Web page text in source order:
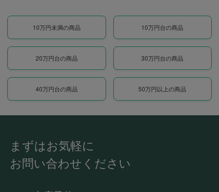
10万円未満の商品 10万円台の商品
20万円台の商品 30万円台の商品
40万円台の商品 50万円以上の商品
まずはお気軽に
お問い合わせください